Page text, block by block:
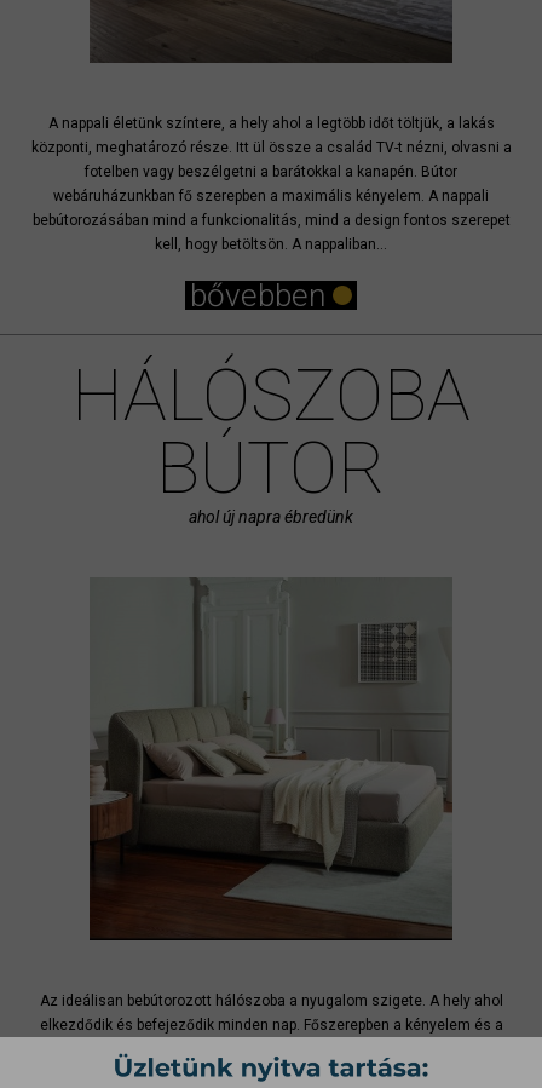
A nappali életünk színtere, a hely ahol a legtöbb időt töltjük, a lakás
központi, meghatározó része. Itt ül össze a család TV-t nézni, olvasni a
fotelben vagy beszélgetni a barátokkal a kanapén. Bútor
webáruházunkban fő szerepben a maximális kényelem. A nappali
bebútorozásában mind a funkcionalitás, mind a design fontos szerepet
kell, hogy betöltsön. A nappaliban...
bővebben
HÁLÓSZOBA
BÚTOR
ahol új napra ébredünk
Az ideálisan bebútorozott hálószoba a nyugalom szigete. A hely ahol
elkezdődik és befejeződik minden nap. Főszerepben a kényelem és a
harmónia, hiszen életünk egyharmadát az ágyban töltjük, érdemes tehát
jó minőségű kényelmes, franciaágyat választani. A hálószobánk több